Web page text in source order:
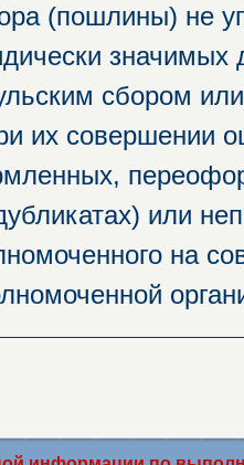
(пошлины) не
сбором
их совершении
или
на